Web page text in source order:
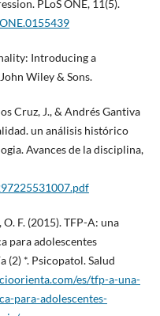
PLoS ONE, 11(5).
Introducing a
Wiley & Sons.
Cruz, J., & Andrés Gantiva
un análisis histórico
Avances de la disciplina,
F. (2015). TFP-A: una
para adolescentes
(2) *. Psicopatol. Salud
es/tfp-a-una-
para-adolescentes-